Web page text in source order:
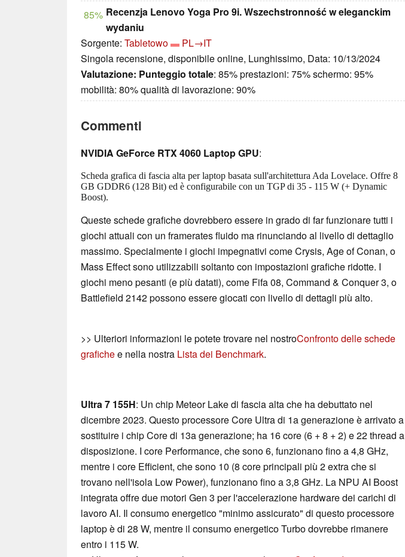
85% Recenzja Lenovo Yoga Pro 9i. Wszechstronność w eleganckim
wydaniu
Sorgente: Tabletowo
PL→IT
Singola recensione, disponibile online, Lunghissimo, Data: 10/13/2024
Valutazione: Punteggio totale: 85% prestazioni: 75% schermo: 95%
mobilità: 80% qualità di lavorazione: 90%
Commenti
NVIDIA GeForce RTX 4060 Laptop GPU:
Scheda grafica di fascia alta per laptop basata sull'architettura Ada Lovelace. Offre 8
GB GDDR6 (128 Bit) ed è configurabile con un TGP di 35 - 115 W (+ Dynamic
Boost).
Queste schede grafiche dovrebbero essere in grado di far funzionare tutti i
giochi attuali con un framerates fluido ma rinunciando al livello di dettaglio
massimo. Specialmente i giochi impegnativi come Crysis, Age of Conan, o
Mass Effect sono utilizzabili soltanto con impostazioni grafiche ridotte. I
giochi meno pesanti (e più datati), come Fifa 08, Command & Conquer 3, o
Battlefield 2142 possono essere giocati con livello di dettagli più alto.
>> Ulteriori informazioni le potete trovare nel nostroConfronto delle schede
grafichee nella nostra Lista dei Benchmark.
Ultra 7 155H: Un chip Meteor Lake di fascia alta che ha debuttato nel
dicembre 2023. Questo processore Core Ultra di 1a generazione è arrivato a
sostituire i chip Core di 13a generazione; ha 16 core (6 + 8 + 2) e 22 thread a
disposizione. I core Performance, che sono 6, funzionano fino a 4,8 GHz,
mentre i core Efficient, che sono 10 (8 core principali più 2 extra che si
trovano nell'isola Low Power), funzionano fino a 3,8 GHz. La NPU AI Boost
integrata offre due motori Gen 3 per l'accelerazione hardware dei carichi di
lavoro AI. Il consumo energetico "minimo assicurato" di questo processore
laptop è di 28 W, mentre il consumo energetico Turbo dovrebbe rimanere
entro i 115 W.